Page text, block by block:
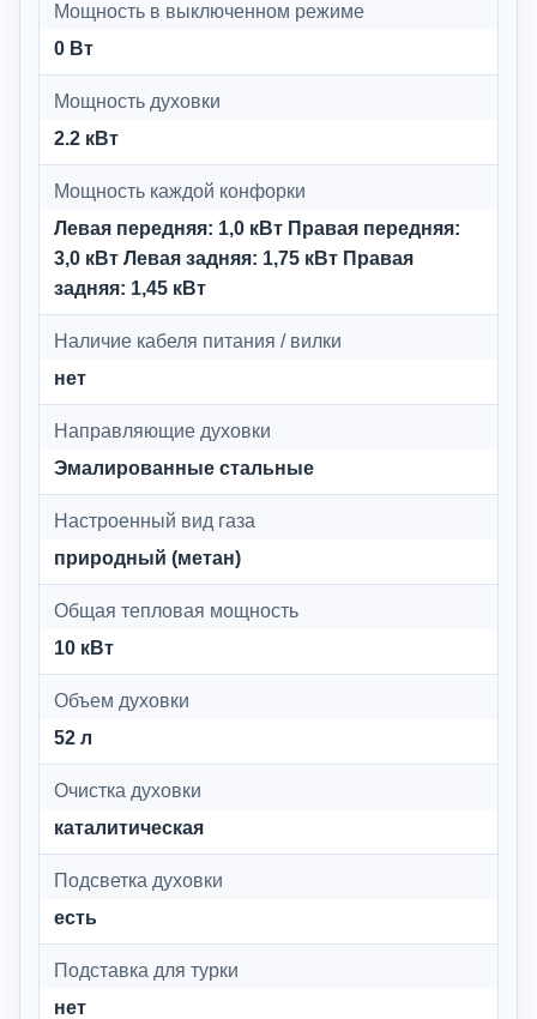
Мощность в выключенном режиме
0 Вт
Мощность духовки
2.2 кВт
Мощность каждой конфорки
Левая передняя: 1,0 кВт Правая передняя:
3,0 кВт Левая задняя: 1,75 кВт Правая
задняя: 1,45 кВт
Наличие кабеля питания / вилки
нет
Направляющие духовки
Эмалированные стальные
Настроенный вид газа
природный (метан)
Общая тепловая мощность
10 кВт
Объем духовки
52 л
Очистка духовки
каталитическая
Подсветка духовки
есть
Подставка для турки
нет